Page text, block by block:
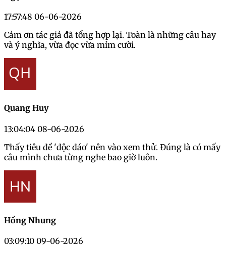
17:57:48 06-06-2026
Cảm ơn tác giả đã tổng hợp lại. Toàn là những câu hay
và ý nghĩa, vừa đọc vừa mỉm cười.
Quang Huy
13:04:04 08-06-2026
Thấy tiêu đề 'độc đáo' nên vào xem thử. Đúng là có mấy
câu mình chưa từng nghe bao giờ luôn.
Hồng Nhung
03:09:10 09-06-2026